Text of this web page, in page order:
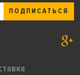
ПОДПИСАТЬСЯ